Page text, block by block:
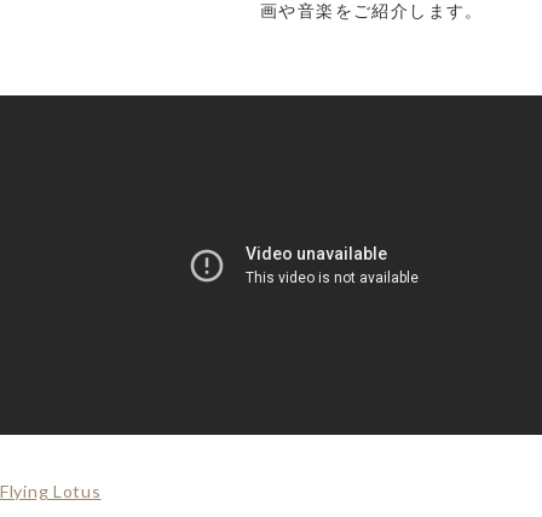
画や音楽をご紹介します。
Flying Lotus